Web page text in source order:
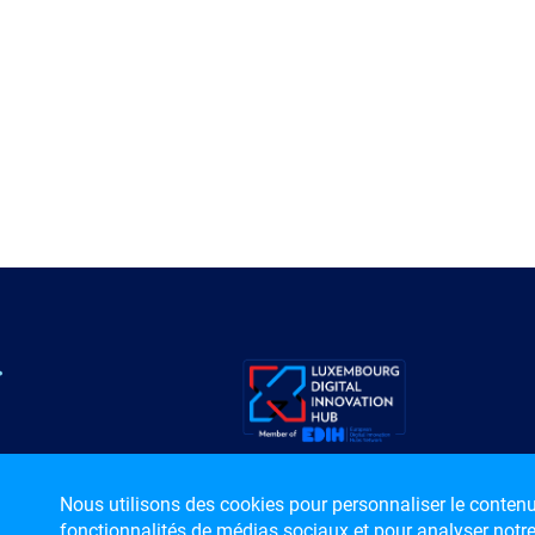
Nous utilisons des cookies pour personnaliser le